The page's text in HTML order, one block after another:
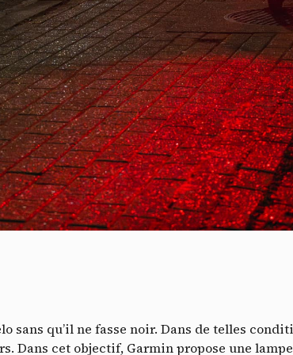
sans qu’il ne fasse noir. Dans de telles
Dans cet objectif, Garmin propose une